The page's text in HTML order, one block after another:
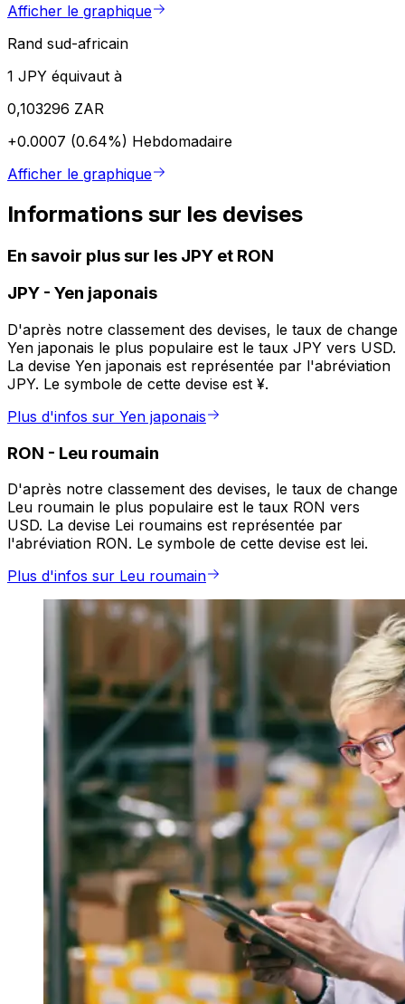
Afficher le graphique
Rand sud-africain
1 JPY équivaut à
0,103296 ZAR
+0.0007 (0.64%) Hebdomadaire
Afficher le graphique
Informations sur les devises
En savoir plus sur les JPY et RON
JPY - Yen japonais
D'après notre classement des devises, le taux de change
Yen japonais le plus populaire est le taux JPY vers USD.
La devise Yen japonais est représentée par l'abréviation
JPY. Le symbole de cette devise est ¥.
Plus d'infos sur Yen japonais
RON - Leu roumain
D'après notre classement des devises, le taux de change
Leu roumain le plus populaire est le taux RON vers
USD. La devise Lei roumains est représentée par
l'abréviation RON. Le symbole de cette devise est lei.
Plus d'infos sur Leu roumain